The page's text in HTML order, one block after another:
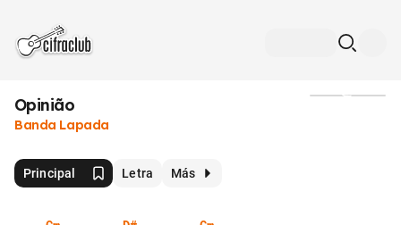
Opinião
Banda Lapada
Principal Letra Más